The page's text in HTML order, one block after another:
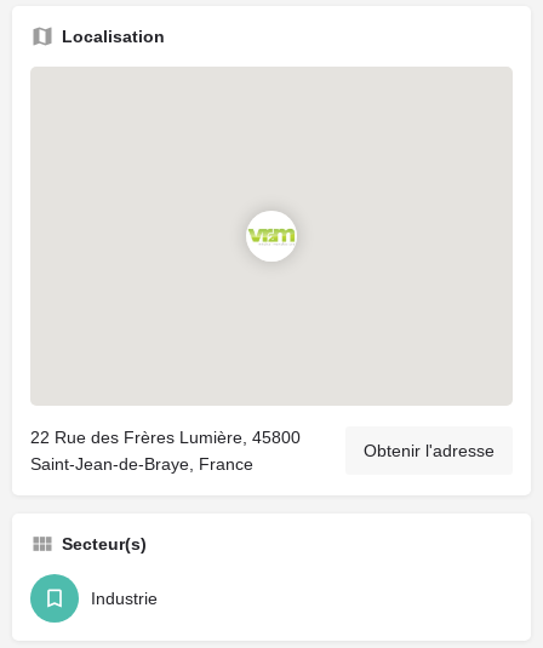
Localisation
22 Rue des Frères Lumière, 45800
Saint-Jean-de-Braye, France
Obtenir l'adresse
Secteur(s)
Industrie